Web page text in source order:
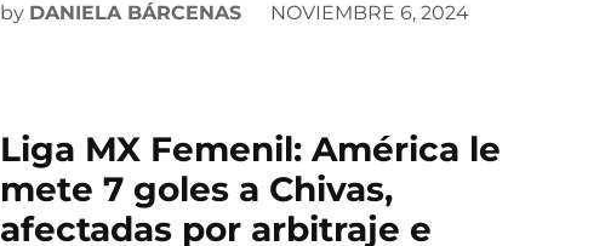
by DANIELA BÁRCENAS NOVIEMBRE 6, 2024
Liga MX Femenil: América le
mete 7 goles a Chivas,
afectadas por arbitraje e